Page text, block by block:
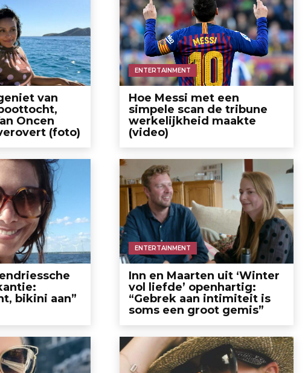
van
Oncen
(foto)
ENTERTAINMENT
Hoe Messi met een
simpele scan de tribune
werkelijkheid maakte
(video)
bikini aan”
ENTERTAINMENT
Inn en Maarten uit ‘Winter
vol liefde’ openhartig:
“Gebrek aan intimiteit is
soms een groot gemis”